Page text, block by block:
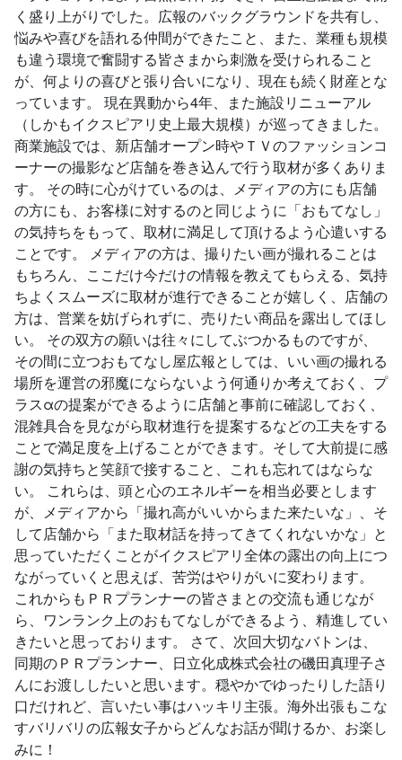
く盛り上がりでした。広報のバックグラウンドを共有し、
悩みや喜びを語れる仲間ができたこと、また、業種も規模
も違う環境で奮闘する皆さまから刺激を受けられること
が、何よりの喜びと張り合いになり、現在も続く財産とな
っています。 現在異動から4年、また施設リニューアル
（しかもイクスピアリ史上最大規模）が巡ってきました。
商業施設では、新店舗オープン時やＴＶのファッションコ
ーナーの撮影など店舗を巻き込んで行う取材が多くありま
す。 その時に心がけているのは、メディアの方にも店舗
の方にも、お客様に対するのと同じように「おもてなし」
の気持ちをもって、取材に満足して頂けるよう心遣いする
ことです。 メディアの方は、撮りたい画が撮れることは
もちろん、ここだけ今だけの情報を教えてもらえる、気持
ちよくスムーズに取材が進行できることが嬉しく、店舗の
方は、営業を妨げられずに、売りたい商品を露出してほし
い。 その双方の願いは往々にしてぶつかるものですが、
その間に立つおもてなし屋広報としては、いい画の撮れる
場所を運営の邪魔にならないよう何通りか考えておく、プ
ラスαの提案ができるように店舗と事前に確認しておく、
混雑具合を見ながら取材進行を提案するなどの工夫をする
ことで満足度を上げることができます。そして大前提に感
謝の気持ちと笑顔で接すること、これも忘れてはならな
い。 これらは、頭と心のエネルギーを相当必要とします
が、メディアから「撮れ高がいいからまた来たいな」、そ
して店舗から「また取材話を持ってきてくれないかな」と
思っていただくことがイクスピアリ全体の露出の向上につ
ながっていくと思えば、苦労はやりがいに変わります。
これからもＰＲプランナーの皆さまとの交流も通じなが
ら、ワンランク上のおもてなしができるよう、精進してい
きたいと思っております。 さて、次回大切なバトンは、
同期のＰＲプランナー、日立化成株式会社の磯田真理子さ
んにお渡ししたいと思います。穏やかでゆったりした語り
口だけれど、言いたい事はハッキリ主張。海外出張もこな
すバリバリの広報女子からどんなお話が聞けるか、お楽し
みに！